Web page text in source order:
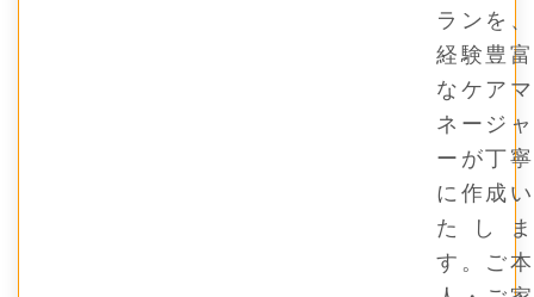
ランを、
経験豊富
なケアマ
ネージャ
ーが丁寧
に作成い
たしま
す。ご本